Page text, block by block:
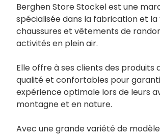
Berghen Store Stockel est une
spécialisée dans la fabrication et
chaussures et vêtements de
activités en plein air.
Elle offre à ses clients des produits
qualité et confortables pour
expérience optimale lors de leurs
montagne et en nature.
Avec une grande variété de